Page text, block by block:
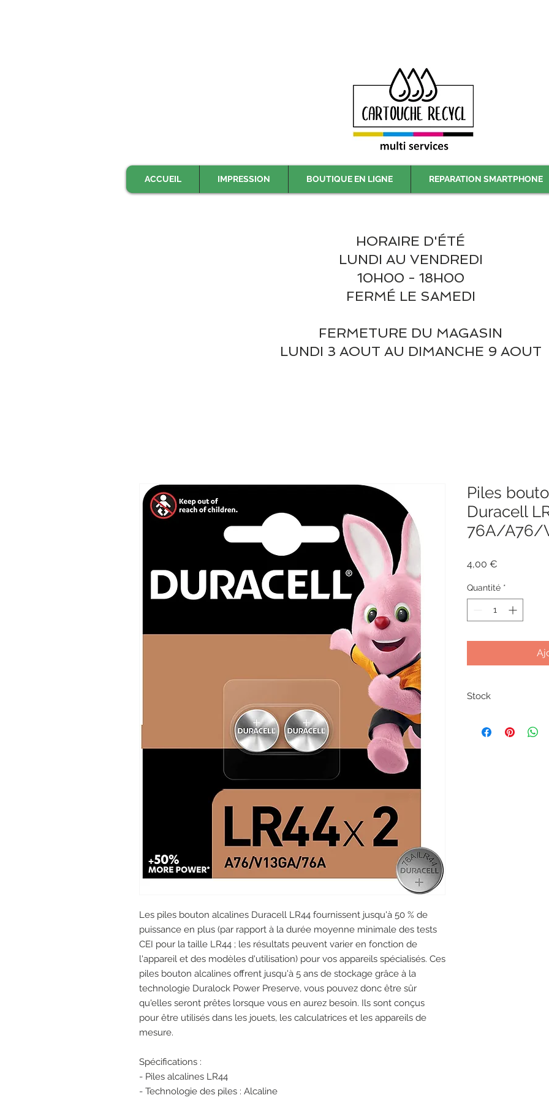
ACCUEIL IMPRESSION BOUTIQUE EN LIGNE REPARATION SMARTPHONE
HORAIRE D'ÉTÉ
LUNDI AU VENDREDI
10H00 - 18H00
FERMÉ LE SAMEDI
FERMETURE DU MAGASIN
LUNDI 3 AOUT AU DIMANCHE 9 AOUT
Les piles bouton alcalines Duracell LR44 fournissent jusqu'à 50 % de
puissance en plus (par rapport à la durée moyenne minimale des tests
CEI pour la taille LR44 ; les résultats peuvent varier en fonction de
l'appareil et des modèles d'utilisation) pour vos appareils spécialisés. Ces
piles bouton alcalines offrent jusqu'à 5 ans de stockage grâce à la
technologie Duralock Power Preserve, vous pouvez donc être sûr
qu'elles seront prêtes lorsque vous en aurez besoin. Ils sont conçus
pour être utilisés dans les jouets, les calculatrices et les appareils de
mesure.
Spécifications :
- Piles alcalines LR44
- Technologie des piles : Alcaline
Piles
Duracell
76A/A76/
4,00 €
Quantité *
Stock